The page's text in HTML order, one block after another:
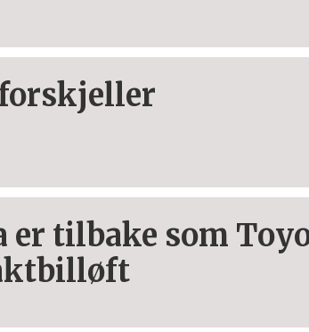
er tilbake som